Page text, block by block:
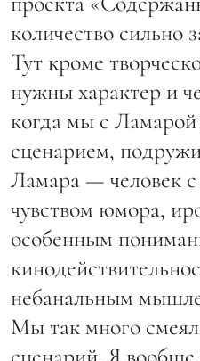
количество сильно
Тут кроме
нужны характер и
когда мы с
сценарием,
Ламара — человек
чувством юмора,
особенным
небанальным
Мы так много